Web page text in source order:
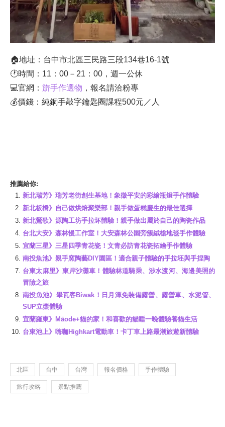
🏠地址：台中市北區三民路三段134巷16-1號
🕐時間：11：00－21：00，週一公休
💻官網： 旂手作選物 ，報名請洽粉專
💰價錢：純銅手敲字鑰匙圈課程500元／人
推薦給你:
新北瑞芳》瑞芳老街創生基地！象徵平安的彩繪瓶燈手作體驗
新北板橋》自己做烘焙聚樂部！親手做蛋糕慶生的最佳選擇
新北鶯歌》源陶工坊手拉坏體驗！親手做出屬於自己的陶瓷作品
台北大安》森林慢工作室！大安森林公園旁簇絨槍地毯手作體驗
宜蘭三星》三星四季青花瓷！文青必訪青花瓷拓繪手作體驗
南投魚池》親手窯陶藝DIY園區！適合親子體驗的手拉坯與手捏陶
台東太麻里》東岸沙灘車！體驗林道騎乘、涉水渡河、海邊美照的
冒險之旅
南投魚池》畢瓦客Biwak！日月潭免裝備露營、露營車、水泥管、
SUP立槳體驗
宜蘭羅東》Māode+貓的家！和喜歡的貓睡一晚體驗養貓生活
台東池上》嗨咖Highkart電動車！卡丁車上路最潮旅遊新體驗
北區 台中 台灣 報名價格 手作體驗
旅行攻略 景點推薦